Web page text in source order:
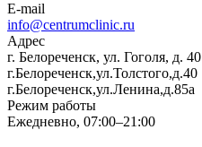
E-mail
info@centrumclinic.ru
Адрес
г. Белореченск, ул. Гоголя, д. 40
г.Белореченск,ул.Толстого,д.40
г.Белореченск,ул.Ленина,д.85а
Режим работы
Ежедневно, 07:00–21:00